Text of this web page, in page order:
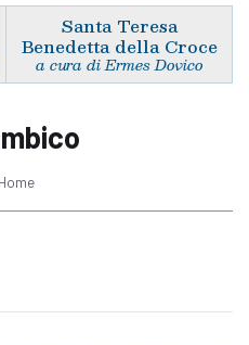
Santa Teresa
Benedetta della Croce
a cura di Ermes Dovico
Home